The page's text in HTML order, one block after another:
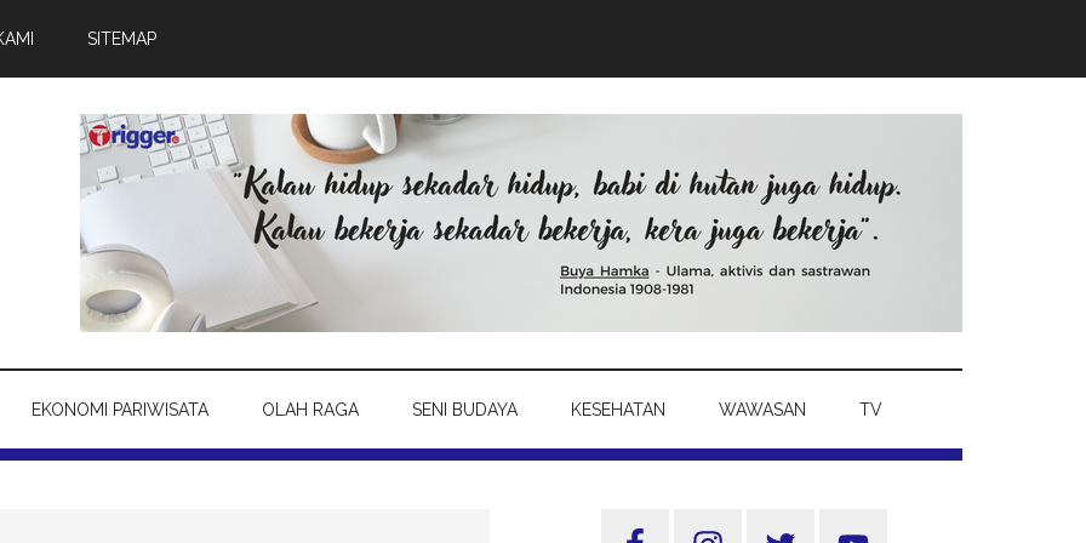
SITEMAP
EKONOMI PARIWISATA OLAH RAGA SENI BUDAYA KESEHATAN WAWASAN TV
Sidebar